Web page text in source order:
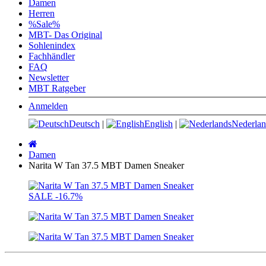
Damen
Herren
%Sale%
MBT- Das Original
Sohlenindex
Fachhändler
FAQ
Newsletter
MBT Ratgeber
Anmelden
Deutsch | English |
Damen
Narita W Tan 37.5 MBT Damen Sneaker
SALE -16.7%